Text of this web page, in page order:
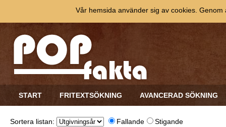
START FRITEXTSÖKNING AVANCERAD SÖKNING
Sortera listan: Fallande Stigande
Vår hemsida använder sig av cookies.